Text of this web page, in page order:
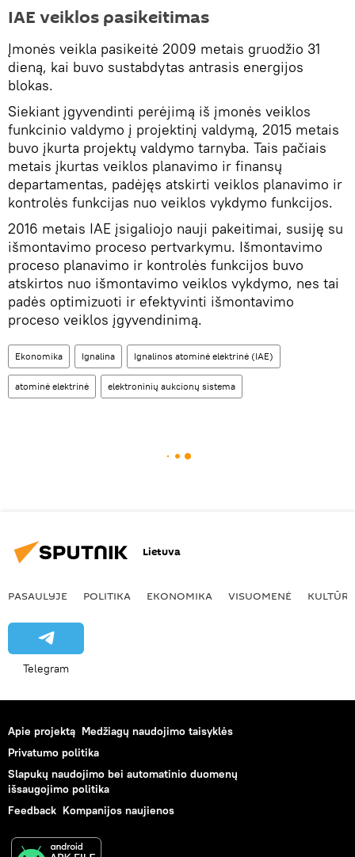
IAE veiklos pasikeitimas
Įmonės veikla pasikeitė 2009 metais gruodžio 31
dieną, kai buvo sustabdytas antrasis energijos
blokas.
Siekiant įgyvendinti perėjimą iš įmonės veiklos
funkcinio valdymo į projektinį valdymą, 2015 metais
buvo įkurta projektų valdymo tarnyba. Tais pačiais
metais įkurtas veiklos planavimo ir finansų
departamentas, padėjęs atskirti veiklos planavimo ir
kontrolės funkcijas nuo veiklos vykdymo funkcijos.
2016 metais IAE įsigaliojo nauji pakeitimai, susiję su
išmontavimo proceso pertvarkymu. Išmontavimo
proceso planavimo ir kontrolės funkcijos buvo
atskirtos nuo išmontavimo veiklos vykdymo, nes tai
padės optimizuoti ir efektyvinti išmontavimo
proceso veiklos įgyvendinimą.
Ekonomika Ignalina Ignalinos atominė elektrinė (IAE)
atominė elektrinė elektroninių aukcionų sistema
Lietuva
PASAULYJE POLITIKA EKONOMIKA VISUOMENĖ KULTŪRA
Telegram
Apie projektą Medžiagų naudojimo taisyklės
Privatumo politika
Slapukų naudojimo bei automatinio duomenų
išsaugojimo politika
Feedback Kompanijos naujienos